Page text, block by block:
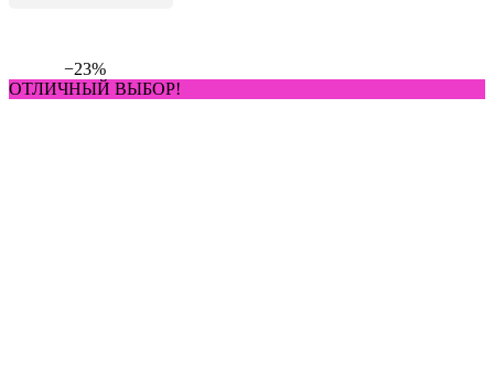
−23%
ОТЛИЧНЫЙ ВЫБОР!